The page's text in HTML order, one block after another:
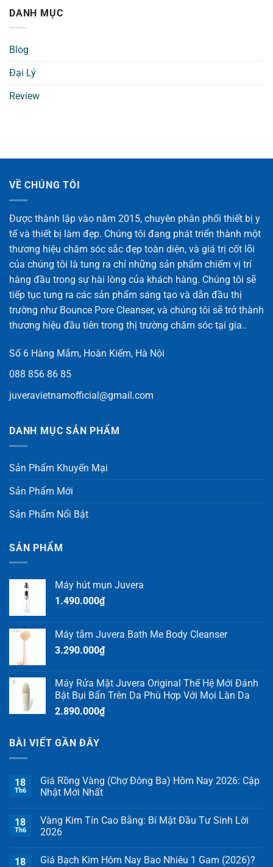
DANH MỤC
Blog
Đại Lý
Review
VỀ CHÚNG TÔI
Được thành lập vào năm 2015, chuyên phân phối thiết bị y
tế và thiết bị làm đẹp. Chúng tôi đang phát triển thành một
thương hiệu chăm sóc sắc đẹp toàn diện, và giá trị cốt lõi
của chúng tôi là tung ra chỉ những sản phẩm chiếm vị trí
hàng đầu trong sự hài lòng của khách hàng. Chúng tôi sẽ
tiếp tục tung ra các sản phẩm sáng tạo và dẫn đầu thị
trường như Bounce Pore Cleanser, và chúng tôi sẽ trở thành
thương hiệu đầu tiên trong thị trường chăm sóc tại gia..
Số 6 Hàng Mắm, Hoàn Kiếm, Hà Nội
088 856 86 85
juveravietnamofficial@gmail.com
DANH MỤC SẢN PHẨM
Sản Phẩm Khuyến Mại
Sản Phẩm Mới
Sản Phẩm Nổi Bật
SẢN PHẨM
Máy hút mụn Juvera
1.490.000₫
Máy tắm Juvera Bath Me Body Cleanser
3.290.000₫
Máy Rửa Mặt Juvera Original Thế Hệ Mới Đánh
Bật Bụi Bẩn Trên Da Phù Hợp Với Mọi Làn Da
2.890.000₫
BÀI VIẾT GẦN ĐÂY
18
Th6
Giá Rồng Vàng (Chợ Đông Ba) Hôm Nay 2026: Cập
Nhật Mới Nhất
18
Th6
Vàng Kim Tín Cao Bằng: Bí Mật Đầu Tư Sinh Lời
2026
18
Giá Bạch Kim Hôm Nay Bao Nhiêu 1 Gam (2026)?